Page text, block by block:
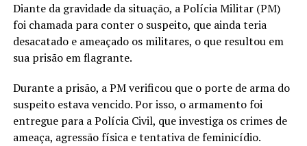
Diante da gravidade da situação, a Polícia Militar (PM)
foi chamada para conter o suspeito, que ainda teria
desacatado e ameaçado os militares, o que resultou em
sua prisão em flagrante.
Durante a prisão, a PM verificou que o porte de arma do
suspeito estava vencido. Por isso, o armamento foi
entregue para a Polícia Civil, que investiga os crimes de
ameaça, agressão física e tentativa de feminicídio.